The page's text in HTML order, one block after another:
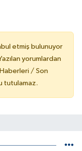
etmiş bulunuyor
yorumlardan
/ Son
tutulamaz.